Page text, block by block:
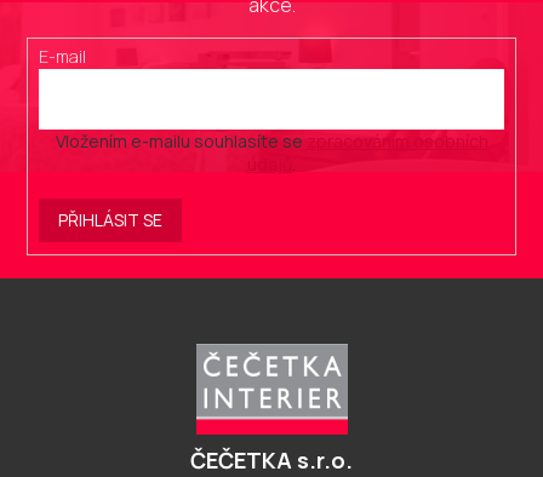
E-mail
Vložením e-mailu souhlasíte se zpracováním osobních
.
PŘIHLÁSIT SE
ČEČETKA s.r.o.